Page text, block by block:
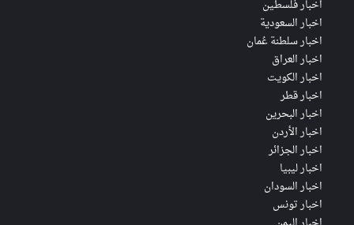
اخبار فلسطين
اخبار السعودية
اخبار سلطنة عُمان
اخبار العراق
اخبار الكويت
اخبار قطر
اخبار البحرين
اخبار الأردن
اخبار الجزائر
اخبار ليبيا
اخبار السودان
اخبار تونس